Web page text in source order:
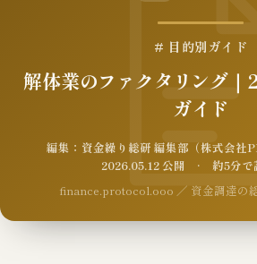
# 目的別ガイド
解体業のファクタリング
ガイド
編集：資金繰り総研 編集部（株式会
2026.05.12 公開 · 約5分で
finance.protocol.ooo ／ 資金調達の